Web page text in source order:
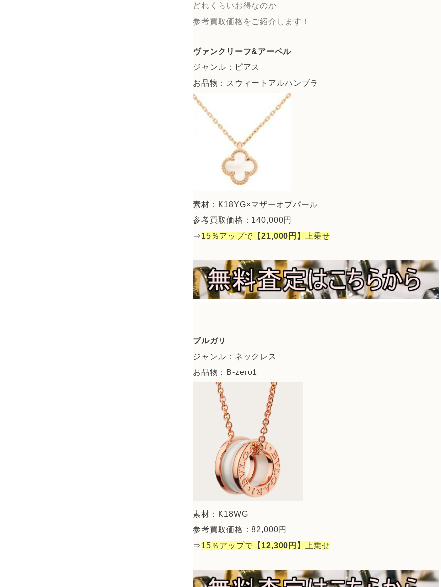
どれくらいお得なのか
参考買取価格をご紹介します！
ヴァンクリーフ&アーペル
ジャンル：ピアス
お品物：スウィートアルハンブラ
素材：K18YG×マザーオブパール
参考買取価格：140,000円
⇒15％アップで 【21,000円】 上乗せ
ブルガリ
ジャンル：ネックレス
お品物：B-zero1
素材：K18WG
参考買取価格：82,000円
⇒15％アップで 【12,300円】 上乗せ